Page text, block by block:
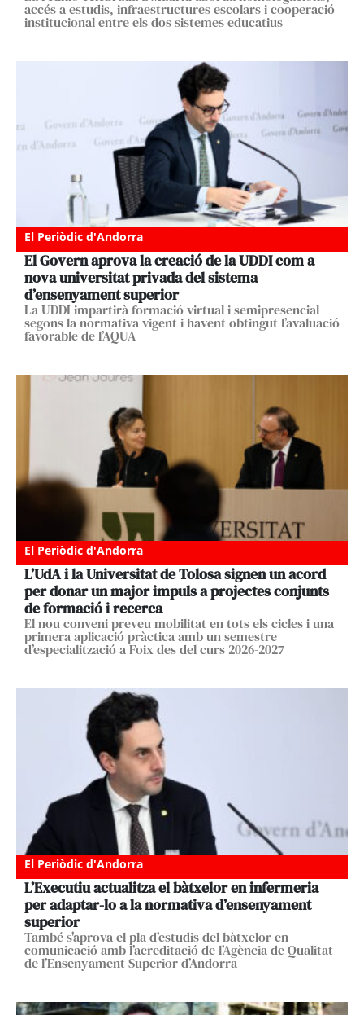
accés a estudis, infraestructures escolars i cooperació
institucional entre els dos sistemes educatius
El Periòdic d'Andorra
El Govern aprova la creació de la UDDI com a
nova universitat privada del sistema
d’ensenyament superior
La UDDI impartirà formació virtual i semipresencial
segons la normativa vigent i havent obtingut l’avaluació
favorable de l’AQUA
El Periòdic d'Andorra
L’UdA i la Universitat de Tolosa signen un acord
per donar un major impuls a projectes conjunts
de formació i recerca
El nou conveni preveu mobilitat en tots els cicles i una
primera aplicació pràctica amb un semestre
d’especialització a Foix des del curs 2026-2027
El Periòdic d'Andorra
L’Executiu actualitza el bàtxelor en infermeria
per adaptar-lo a la normativa d’ensenyament
superior
També s'aprova el pla d’estudis del bàtxelor en
comunicació amb l’acreditació de l’Agència de Qualitat
de l’Ensenyament Superior d’Andorra